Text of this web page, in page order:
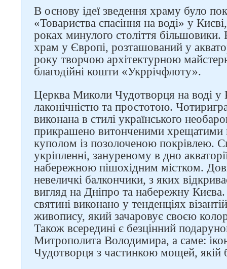
В основу ідеї зведення храму було
«Товариства спасіння на воді» у
роках минулого століття
храм у Європі, розташований у
року творчою архітектурною
благодійні кошти «Укррічфлоту».
Церква Миколи Чудотворця на воді у
лаконічністю та простотою.
виконана в стилі українського
прикрашено витонченими хрещатими
куполом із позолоченою покрівлею.
укріпленні, зануреному в дно
набережною пішохідним містком.
невеличкі балкончики, з яких
вигляд на Дніпро та набережну
святині виконано у тенденціях
живопису, який зачаровує своєю
Також всередині є безцінний
Митрополита Володимира, а саме:
Чудотворця з частинкою мощей, якій
Слідкуйте за нами в
соцмережах